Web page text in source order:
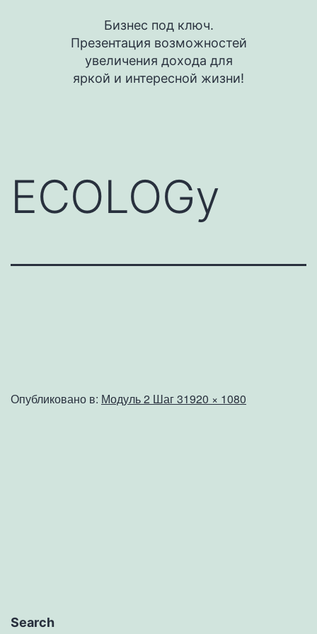
содержимому
Бизнес под ключ.
Презентация возможностей
увеличения дохода для
яркой и интересной жизни!
ECOLOGy
Опубликовано в: Модуль 2 Шаг 3Полный
1920 × 1080
Search